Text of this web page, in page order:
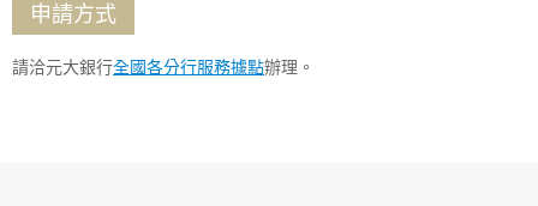
申請方式
請洽元大銀行全國各分行服務據點辦理。